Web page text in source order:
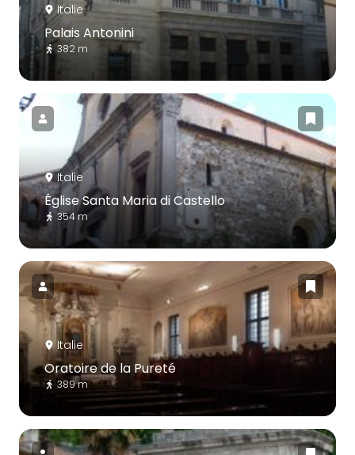
Italie
Palais Antonini
382 m
Italie
Église Santa Maria di Castello
354 m
Italie
Oratoire de la Pureté
389 m